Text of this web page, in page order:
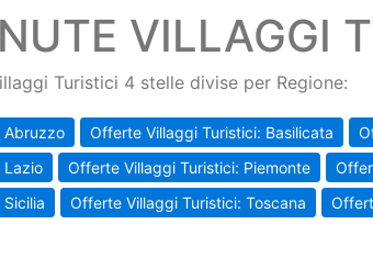
VILLAGGI
Turistici 4 stelle divise per Regione:
Abruzzo Offerte Villaggi Turistici: Basilicata
Lazio
Offerte Villaggi Turistici: Piemonte
Offerte Villaggi Turistici: Toscana